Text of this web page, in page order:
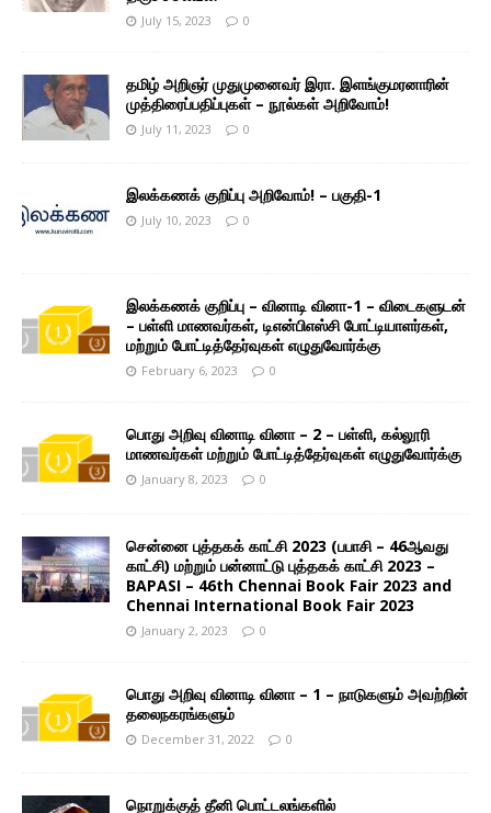
July 15, 2023 0
தமிழ் அறிஞர் முதுமுனைவர் இரா. இளங்குமரனாரின்
முத்திரைப்பதிப்புகள் – நூல்கள் அறிவோம்!
July 11, 2023 0
இலக்கணக் குறிப்பு அறிவோம்! – பகுதி-1
July 10, 2023 0
இலக்கணக் குறிப்பு – வினாடி வினா-1 – விடைகளுடன்
– பள்ளி மாணவர்கள், டிஎன்பிஎஸ்சி போட்டியாளர்கள்,
மற்றும் போட்டித்தேர்வுகள் எழுதுவோர்க்கு
February 6, 2023 0
பொது அறிவு வினாடி வினா – 2 – பள்ளி, கல்லூரி
மாணவர்கள் மற்றும் போட்டித்தேர்வுகள் எழுதுவோர்க்கு
January 8, 2023 0
சென்னை புத்தகக் காட்சி 2023 (பபாசி – 46ஆவது
காட்சி) மற்றும் பன்னாட்டு புத்தகக் காட்சி 2023 –
BAPASI – 46th Chennai Book Fair 2023 and
Chennai International Book Fair 2023
January 2, 2023 0
பொது அறிவு வினாடி வினா – 1 – நாடுகளும் அவற்றின்
தலைநகரங்களும்
December 31, 2022 0
நொறுக்குத் தீனி பொட்டலங்களில்